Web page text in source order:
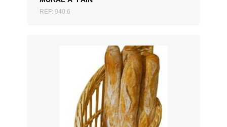
REF: 940.6